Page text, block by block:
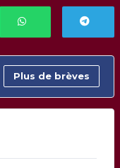
Plus de brèves